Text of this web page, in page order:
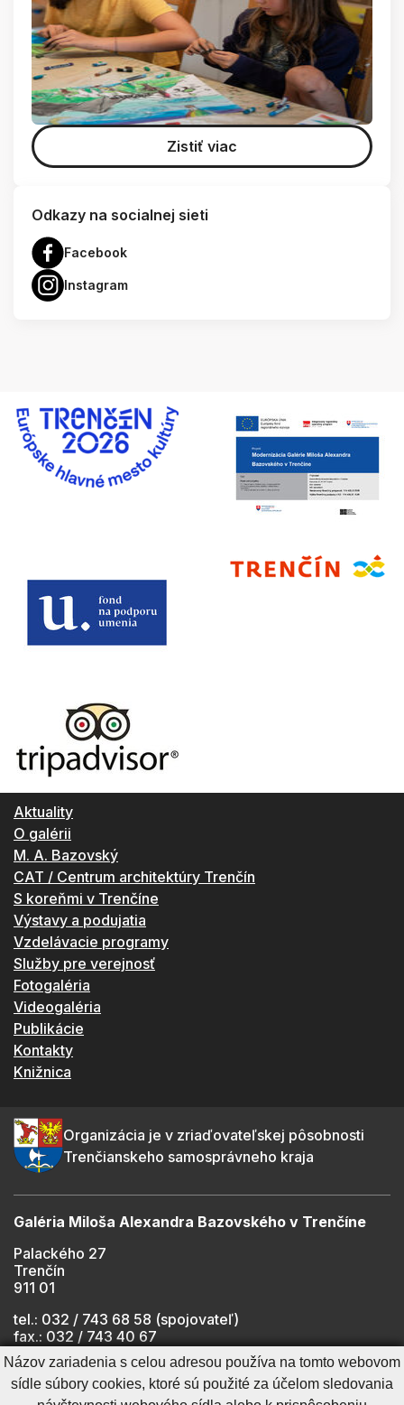
Zistiť viac
Odkazy na socialnej sieti
Facebook
Instagram
Aktuality
O galérii
M. A. Bazovský
CAT / Centrum architektúry Trenčín
S koreňmi v Trenčíne
Výstavy a podujatia
Vzdelávacie programy
Služby pre verejnosť
Fotogaléria
Videogaléria
Publikácie
Kontakty
Knižnica
Organizácia je v zriaďovateľskej pôsobnosti
Trenčianskeho samosprávneho kraja
Galéria Miloša Alexandra Bazovského v Trenčíne
Palackého 27
Trenčín
911 01
tel.: 032 / 743 68 58 (spojovateľ)
fax.: 032 / 743 40 67
e-mail:
info@gmab.sk
Názov zariadenia s celou adresou používa na tomto webovom
sídle súbory cookies, ktoré sú použité za účelom sledovania